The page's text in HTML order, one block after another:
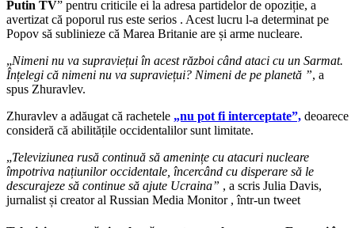
Putin TV” pentru criticile ei la adresa partidelor de opoziție, a
avertizat că poporul rus este serios . Acest lucru l-a determinat pe
Popov să sublinieze că Marea Britanie are și arme nucleare.
„Nimeni nu va supraviețui în acest război când ataci cu un Sarmat.
Înțelegi că nimeni nu va supraviețui? Nimeni de pe planetă ”, a
spus Zhuravlev.
Zhuravlev a adăugat că rachetele „nu pot fi interceptate”, deoarece
consideră că abilitățile occidentalilor sunt limitate.
„Televiziunea rusă continuă să amenințe cu atacuri nucleare
împotriva națiunilor occidentale, încercând cu disperare să le
descurajeze să continue să ajute Ucraina” , a scris Julia Davis,
jurnalist și creator al Russian Media Monitor , într-un tweet